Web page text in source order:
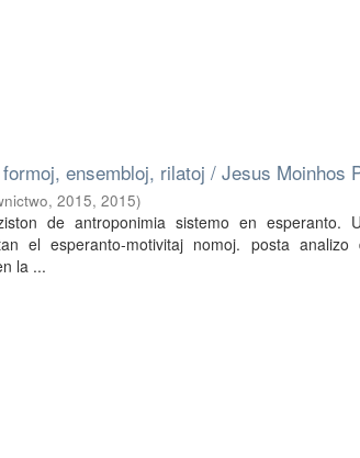
ensembloj, rilatoj / Jesus Moinhos
2015, 2015)
de antroponimia sistemo en esperanto.
el esperanto-motivitaj nomoj. posta
la ...